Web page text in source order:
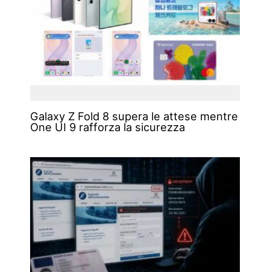
Galaxy Z Fold 8 supera le attese mentre
One UI 9 rafforza la sicurezza